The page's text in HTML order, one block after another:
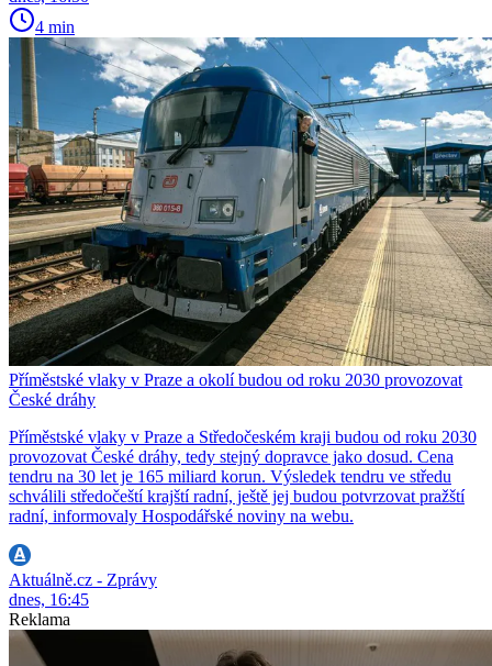
4 min
Příměstské vlaky v Praze a okolí budou od roku 2030 provozovat
České dráhy
Příměstské vlaky v Praze a Středočeském kraji budou od roku 2030
provozovat České dráhy, tedy stejný dopravce jako dosud. Cena
tendru na 30 let je 165 miliard korun. Výsledek tendru ve středu
schválili středočeští krajští radní, ještě jej budou potvrzovat pražští
radní, informovaly Hospodářské noviny na webu.
Aktuálně.cz - Zprávy
dnes, 16:45
Reklama